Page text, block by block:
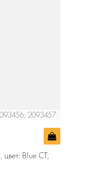
2093457
Blue CT,